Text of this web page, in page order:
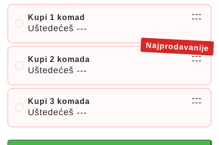
Kupi 1 komad
Uštedećeš ---
---
---
Kupi 2 komada
Uštedećeš ---
---
---
Najprodavanije
Kupi 3 komada
Uštedećeš ---
---
---